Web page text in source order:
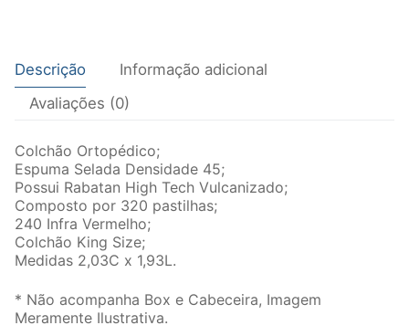
Descrição
Informação adicional
Avaliações (0)
Colchão Ortopédico;
Espuma Selada Densidade 45;
Possui Rabatan High Tech Vulcanizado;
Composto por 320 pastilhas;
240 Infra Vermelho;
Colchão King Size;
Medidas 2,03C x 1,93L.
* Não acompanha Box e Cabeceira, Imagem
Meramente Ilustrativa.